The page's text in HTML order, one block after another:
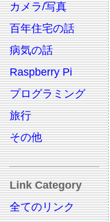
カメラ/写真
百年住宅の話
病気の話
Raspberry Pi
プログラミング
旅行
その他
Link Category
全てのリンク